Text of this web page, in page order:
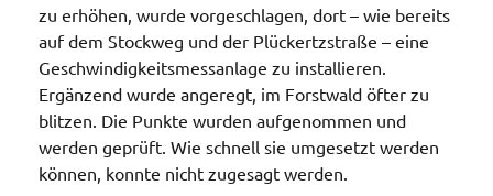
zu erhöhen, wurde vorgeschlagen, dort – wie bereits
auf dem Stockweg und der Plückertzstraße – eine
Geschwindigkeitsmessanlage zu installieren.
Ergänzend wurde angeregt, im Forstwald öfter zu
blitzen. Die Punkte wurden aufgenommen und
werden geprüft. Wie schnell sie umgesetzt werden
können, konnte nicht zugesagt werden.